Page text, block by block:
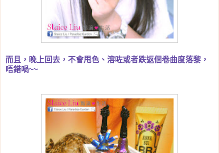
而且，晚上回去，不會甩色、溶咗或者跌返個卷曲度落黎，
唔錯喎~~